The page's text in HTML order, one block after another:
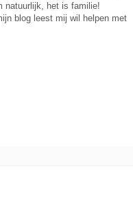
natuurlijk, het is familie!
blog leest mij wil helpen met